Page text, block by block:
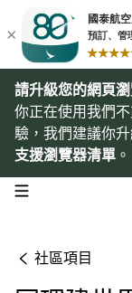
請升級您的網頁
你正在使用我們
驗，我們建議你
支援瀏覽器清單 。
open navigation menu
社區項目